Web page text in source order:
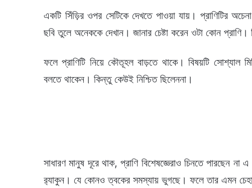
একটি সিঁড়ির ওপর সেটিকে দেখতে পাওয়া যায়। প্রাণিটির
ছবি তুলে অনেককে দেখান। জানার চেষ্টা করেন ওটা কোন
ফলে প্রাণিটি নিয়ে কৌতূহল বাড়তে থাকে। বিষয়টি সোশ্যাল
বলতে থাকেন। কিন্তু কেউই নিশ্চিত ছিলেননা।
সাধারণ মানুষ দূরে থাক, প্রাণি বিশেষজ্ঞেরাও চিনতে পারছেন
ব়্যাকুন। যে কোনও ত্বকের সমস্যায় ভুগছে। ফলে তার এমন